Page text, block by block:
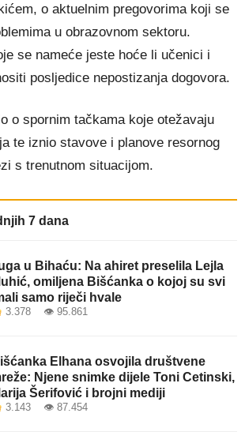
o aktuelnim pregovorima koji se
u obrazovnom sektoru.
se nameće jeste hoće li učenici i
posljedice nepostizanja dogovora.
o spornim tačkama koje otežavaju
te iznio stavove i planove resornog
s trenutnom situacijom.
7 dana
u Bihaću: Na ahiret preselila Lejla
omiljena Bišćanka o kojoj su svi
samo riječi hvale
3.378 👁 95.861
Elhana osvojila društvene
Njene snimke dijele Toni Cetinski,
Šerifović i brojni mediji
3.143 👁 87.454